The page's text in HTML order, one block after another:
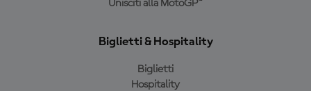
Unisciti alla MotoGP™
Biglietti & Hospitality
Biglietti
Hospitality